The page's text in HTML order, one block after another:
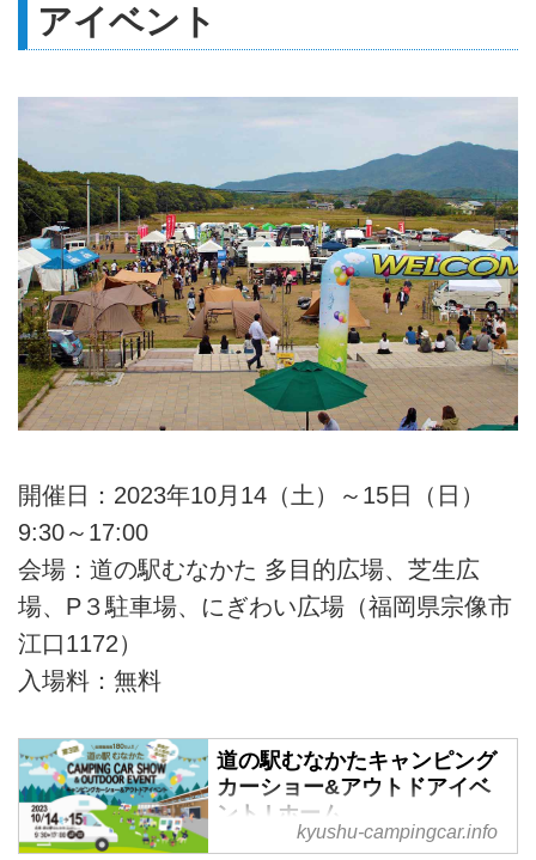
アイベント
開催日：2023年10月14（土）～15日（日）
9:30～17:00
会場：道の駅むなかた 多目的広場、芝生広
場、P３駐車場、にぎわい広場（福岡県宗像市
江口1172）
入場料：無料
道の駅むなかたキャンピング
カーショー&アウトドアイベ
ント | ホーム
道の駅むなかたキャンピングカー
kyushu-campingcar.info